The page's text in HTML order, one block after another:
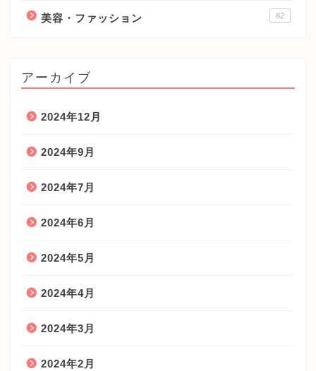
美容・ファッション 82
アーカイブ
2024年12月
2024年9月
2024年7月
2024年6月
2024年5月
2024年4月
2024年3月
2024年2月